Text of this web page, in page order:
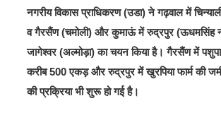
नगरीय विकास प्राधिकरण (उडा) ने गढ़वाल में
व गैरसैंण (चमोली) और कुमाऊं में रुद्रपुर (ऊधमसिंह
जागेश्वर (अल्मोड़ा) का चयन किया है। गैरसैंण में
करीब 500 एकड़ और रुद्रपुर में खुरपिया फार्म की
की प्रक्रिया भी शुरू हो गई है।